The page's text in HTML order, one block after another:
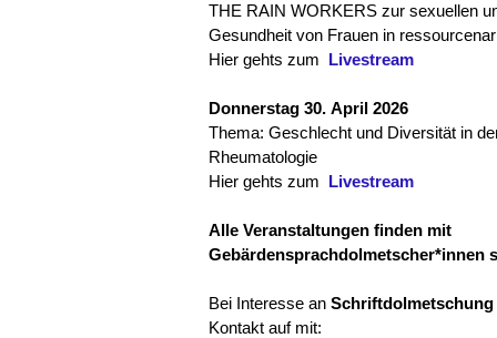
THE RAIN WORKERS zur sexuellen
Gesundheit von Frauen in
Hier gehts zum Livestream
Donnerstag 30. April 2026
Thema: Geschlecht und Diversität in
Rheumatologie
Hier gehts zum Livestream
Alle Veranstaltungen finden mit
Gebärdensprachdolmetscher*innen
Bei Interesse an Schriftdolmetschung
Kontakt auf mit: